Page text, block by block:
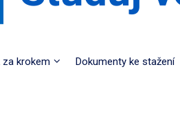
za krokem Dokumenty ke stažení